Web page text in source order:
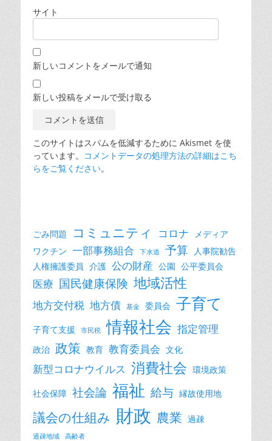
サイト
新しいコメントをメールで通知
新しい投稿をメールで受け取る
このサイトはスパムを低減するために Akismet を使
っています。 コメントデータの処理方法の詳細はこち
らをご覧ください。
ごみ問題 コミュニティ コロナ
メディア
ワクチン 一部事務組合 下水道 予算 人事院勧告
人権擁護委員 介護 公の財産 公園 公平委員会
医療 国民健康保険 地域活性
地方交付税 地方債 基金 委員会 子育て
子育て支援 市民税 情報社会 指定管理
政治 政策 教育 教育委員会 文化
新型コロナウイルス 消費社会 環境政策
社会保障 社会論 福祉 給与 縁故使用地
議会の仕組み 財政 農業 過疎
過疎地域 高齢者